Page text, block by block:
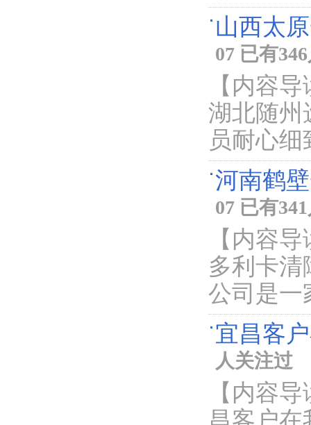
山西太
07 已有
【内容
湖北随州
员耐心
河南鹤
07 已有
【内容
多利卡
公司是一
宜昌客
人关注过
【内容
昌客户